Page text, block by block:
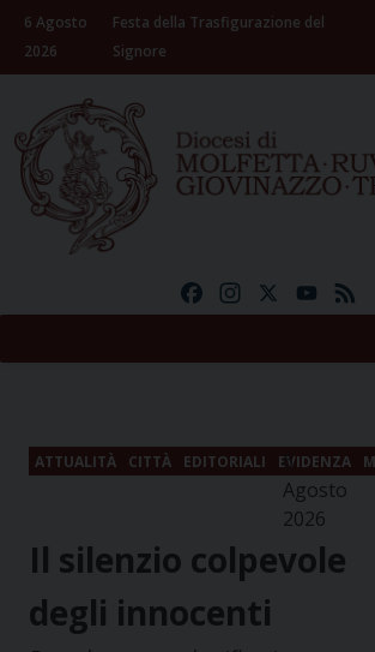
Skip
content
6 Agosto
2026
Festa della Trasfigurazione del
Signore
FacebookInstagram
ATTUALITÀ CITTÀ EDITORIALI EVIDENZA
6
Agosto
2026
Il silenzio colpevole
degli innocenti